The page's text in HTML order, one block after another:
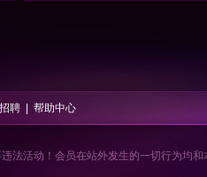
聘 帮助中心
法活动！会员在站外发生的一切行为均